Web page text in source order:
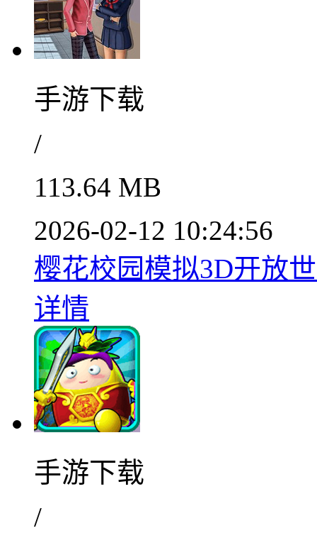
手游下载
/
113.64 MB
2026-02-12 10:24:56
樱花校园模拟3D开放
详情
手游下载
/